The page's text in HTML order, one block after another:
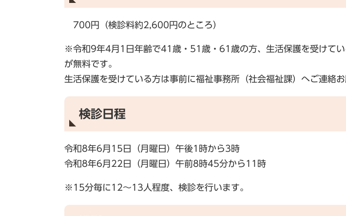
700円（検診料約2,600円のところ）
※令和9年4月1日年齢で41歳・51歳・61歳の方、生活保護を受けてい
が無料です。
生活保護を受けている方は事前に福祉事務所（社会福祉課）へご連絡お
検診日程
令和8年6月15日（月曜日）午後1時から3時
令和8年6月22日（月曜日）午前8時45分から11時
※15分毎に12～13人程度、検診を行います。